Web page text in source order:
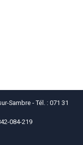
Sambre - Tél. : 071 31
084-219